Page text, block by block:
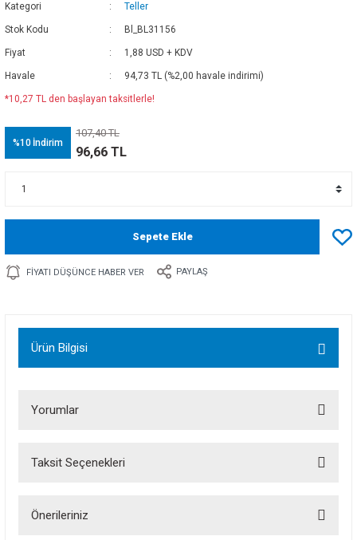
Kategori Teller
Stok Kodu Bl_BL31156
Fiyat 1,88 USD + KDV
Havale 94,73 TL (%2,00 havale indirimi)
*10,27 TL den başlayan taksitlerle!
%10 İndirim
107,40 TL
96,66 TL
Sepete Ekle
FIYATI DÜŞÜNCE HABER VER PAYLAŞ
Ürün Bilgisi
Yorumlar
Taksit Seçenekleri
Önerileriniz